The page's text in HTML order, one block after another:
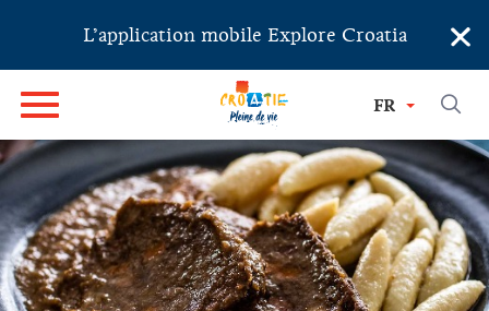
L’application mobile Explore Croatia ×
FR